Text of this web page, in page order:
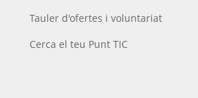
Tauler d'ofertes i voluntariat
Cerca el teu Punt TIC